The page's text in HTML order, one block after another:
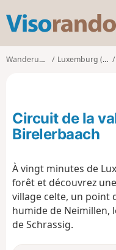
Wanderungen Luxemburg (Land)
Circuit de la
Birelerbaach
À vingt minutes de
forêt et découvrez
village celte, un point
humide de Neimillen,
de Schrassig.